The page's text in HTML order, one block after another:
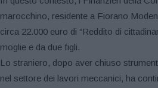
marocchino, residente a Fiorano
circa 22.000 euro di “Reddito di
moglie e da due figli.
Lo straniero, dopo aver chiuso
nel settore dei lavori meccanici, ha